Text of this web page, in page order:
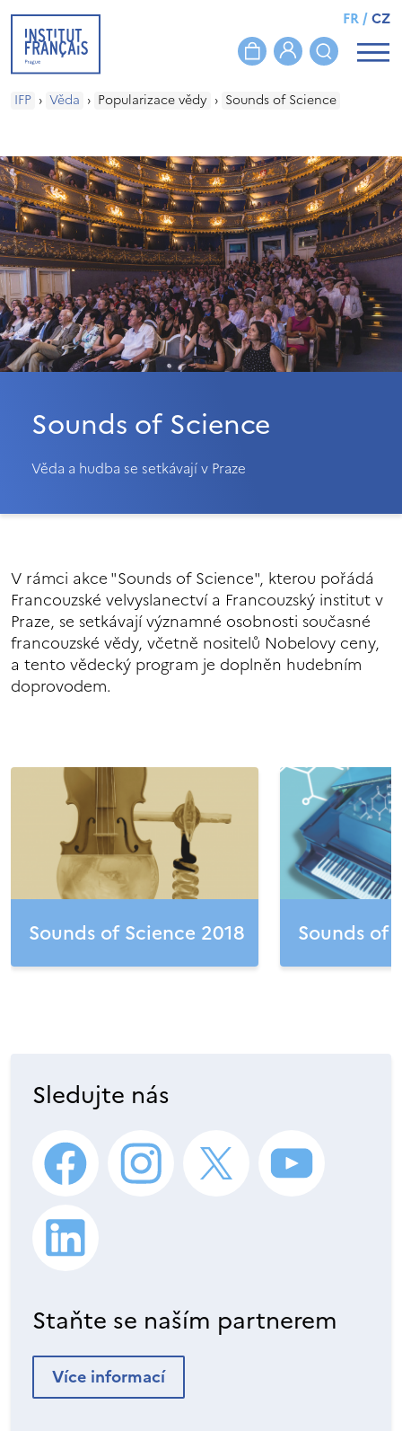
FR/CZ
IFP › Věda › Popularizace vědy › Sounds of Science
Sounds of Science
Věda a hudba se setkávají v Praze
V rámci akce "Sounds of Science", kterou pořádá
Francouzské velvyslanectví a Francouzský institut v
Praze, se setkávají významné osobnosti současné
francouzské vědy, včetně nositelů Nobelovy ceny,
a tento vědecký program je doplněn hudebním
doprovodem.
Sounds of Science 2018 Sounds of
Sledujte nás
Staňte se naším partnerem
Více informací